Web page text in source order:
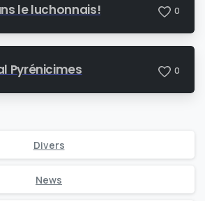
le luchonnais! 0
Pyrénicimes 0
Divers
News